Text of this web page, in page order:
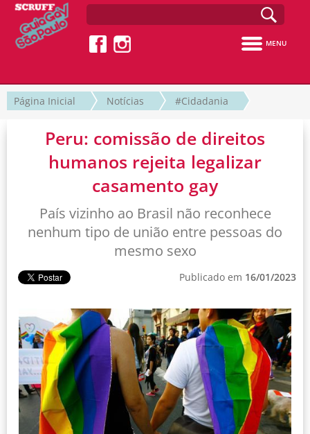
MENU
Página Inicial Notícias #Cidadania
Peru: comissão de direitos
humanos rejeita legalizar
casamento gay
País vizinho ao Brasil não reconhece
nenhum tipo de união entre pessoas do
mesmo sexo
Publicado em 16/01/2023